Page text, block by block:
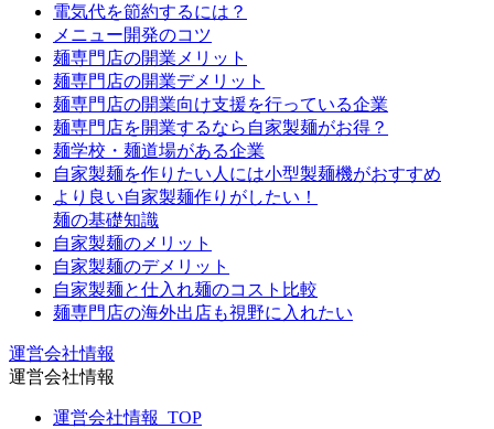
電気代を節約するには？
メニュー開発のコツ
麺専門店の開業メリット
麺専門店の開業デメリット
麺専門店の開業向け支援を行っている企業
麺専門店を開業するなら自家製麺がお得？
麺学校・麺道場がある企業
自家製麺を作りたい人には小型製麺機がおすすめ
より良い自家製麺作りがしたい！
麺の基礎知識
自家製麺のメリット
自家製麺のデメリット
自家製麺と仕入れ麺のコスト比較
麺専門店の海外出店も視野に入れたい
運営会社情報
運営会社情報
運営会社情報_TOP